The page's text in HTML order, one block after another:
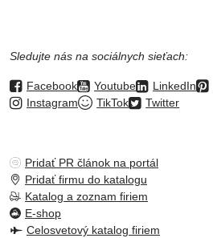
Sledujte nás na sociálnych sieťach:
Facebook Youtube LinkedIn
Instagram
TikTok Twitter
Pridať PR článok na portál
Pridať firmu do katalogu
Katalog a zoznam firiem
E-shop
Celosvetový katalog firiem